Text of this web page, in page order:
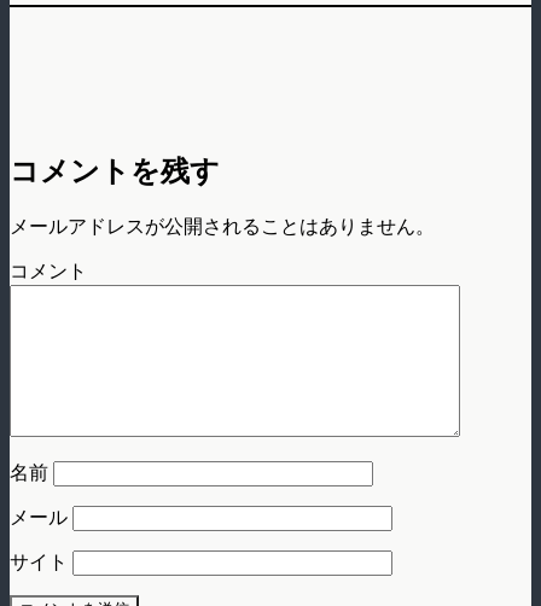
コメントを残す
メールアドレスが公開されることはありません。
コメント
名前
メール
サイト